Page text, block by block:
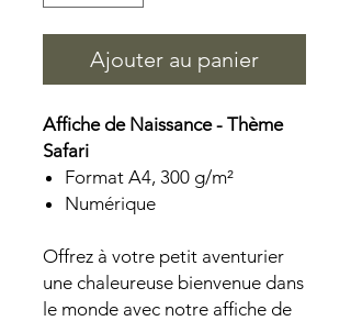
Ajouter au panier
Affiche de Naissance - Thème
Safari
Format A4, 300 g/m²
Numérique
Offrez à votre petit aventurier
une chaleureuse bienvenue dans
le monde avec notre affiche de